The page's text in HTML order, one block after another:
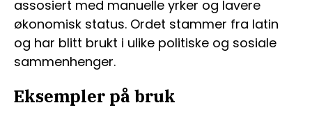
assosiert med manuelle yrker og lavere
økonomisk status. Ordet stammer fra latin
og har blitt brukt i ulike politiske og sosiale
sammenhenger.
Eksempler på bruk